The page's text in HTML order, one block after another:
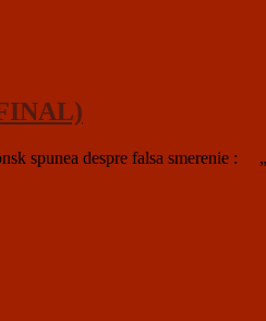
despre falsa smerenie :